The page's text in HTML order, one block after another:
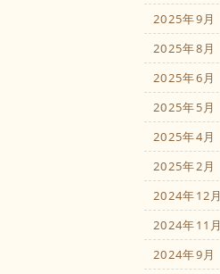
2025年9月
2025年8月
2025年6月
2025年5月
2025年4月
2025年2月
2024年12月
2024年11月
2024年9月